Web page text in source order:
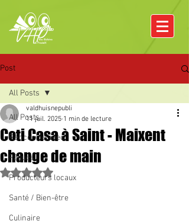
Post
All Posts
Rencontre avec
Pâques
Producteurs locaux
Santé / Bien-être
Culinaire
All Posts
Coti Casa à Saint - Maixent
change de main
valdhuisnepubli
11 juil. 2025 1 min de lecture
Noté NaN étoiles sur 5.